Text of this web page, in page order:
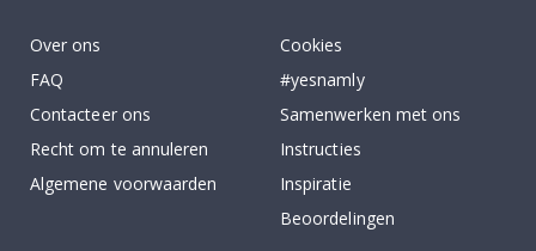
Over ons
FAQ
Contacteer ons
Recht om te annuleren
Algemene voorwaarden
Cookies
#yesnamly
Samenwerken met ons
Instructies
Inspiratie
Beoordelingen